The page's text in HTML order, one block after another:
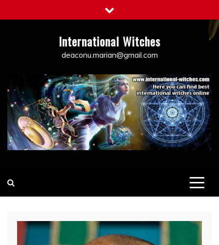
to
International Witches
deaconu.marian@gmail.com